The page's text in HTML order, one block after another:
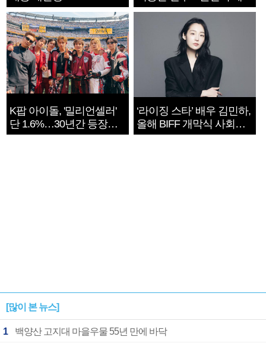
지는 ‘전쟁 속죄’
K팝 아이돌, '밀리언셀러'
단 1.6%…30년간 등장
1182개팀 전수조사
‘라이징 스타’ 배우 김민하,
올해 BIFF 개막식 사회자
확정
[많이 본 뉴스]
1 백양산 고지대 마을우물 55년 만에 바닥